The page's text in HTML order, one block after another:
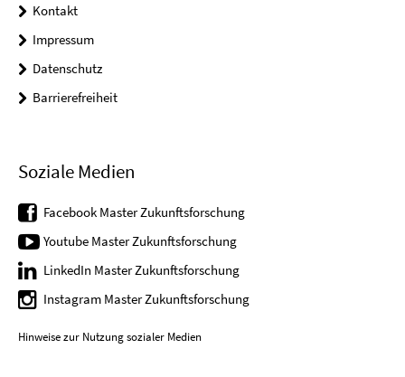
Kontakt
Impressum
Datenschutz
Barrierefreiheit
Soziale Medien
Facebook Master Zukunftsforschung
Youtube Master Zukunftsforschung
LinkedIn Master Zukunftsforschung
Instagram Master Zukunftsforschung
Hinweise zur Nutzung sozialer Medien